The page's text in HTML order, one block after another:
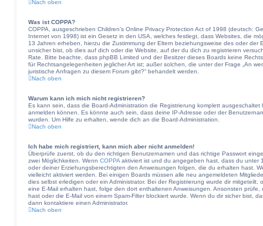
Nach oben
Was ist COPPA?
COPPA, ausgeschrieben Children’s Online Privacy Protection Act of 1998 (deutsch:
Internet von 1998) ist ein Gesetz in den USA, welches festlegt, dass Websites, die
13 Jahren erheben, hierzu die Zustimmung der Eltern beziehungsweise des oder
unsicher bist, ob dies auf dich oder die Website, auf der du dich zu registrieren
Rate. Bitte beachte, dass phpBB Limited und der Besitzer dieses Boards keine
für Rechtsangelegenheiten jeglicher Art ist; außer solchen, die unter der Frage „An
juristische Anfragen zu diesem Forum gibt?“ behandelt werden.
Nach oben
Warum kann ich mich nicht registrieren?
Es kann sein, dass die Board-Administration die Registrierung komplett
anmelden können. Es könnte auch sein, dass deine IP-Adresse oder der
wurden. Um Hilfe zu erhalten, wende dich an die Board-Administration.
Nach oben
Ich habe mich registriert, kann mich aber nicht anmelden!
Überprüfe zuerst, ob du den richtigen Benutzernamen und das richtige Passwort
zwei Möglichkeiten. Wenn COPPA aktiviert ist und du angegeben hast, dass du unter
oder deiner Erziehungsberechtigten den Anweisungen folgen, die du erhalten hast.
vielleicht aktiviert werden. Bei einigen Boards müssen alle neu angemeldeten
dies selbst erledigen oder ein Administrator. Bei der Registrierung wurde dir
eine E-Mail erhalten hast, folge den dort enthaltenen Anweisungen. Ansonsten
hast oder die E-Mail von einem Spam-Filter blockiert wurde. Wenn du dir sicher bist,
dann kontaktiere einen Administrator.
Nach oben